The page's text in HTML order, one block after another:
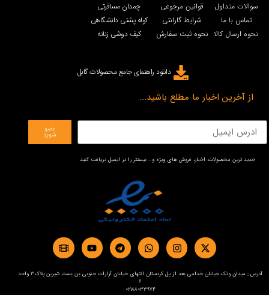
سوالات متداول
تماس با ما
نحوه ارسال کالا
قوانین مرجوعی
شرایط گارانتی
نحوه ثبت سفارش
چمدان مسافرتی
کوله پشتی دانشگاهی
کیف دوشی زنانه
دانلود راهنمای جامع محصولات گابل
از آخرین اخبار ما مطلع باشید...
عضو
شوید
جدید ترین محصولات، اخبار، فروش های ویژه و… بیستتر را در ایمیل دریافت کنید
آدرس : میدان ونک خیابان خدامی بعد از پل کردستان انتهای خیابان آرارات جنوبی بن بست شیرین پلاک3 واحد
6
02188033974